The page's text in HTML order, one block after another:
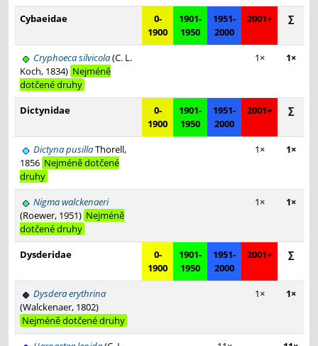
Cybaeidae
0-
1900
1901-
1950
1951-
2000
2001+ ∑
Cryphoeca silvicola(C. L.
Koch, 1834) Nejméně
dotčené druhy
1× 1×
Dictynidae
0-
1900
1901-
1950
1951-
2000
2001+ ∑
Dictyna pusillaThorell,
1856 Nejméně dotčené
druhy
1× 1×
Nigma walckenaeri
(Roewer, 1951) Nejméně
dotčené druhy
1× 1×
Dysderidae
0-
1900
1901-
1950
1951-
2000
2001+ ∑
Dysdera erythrina
(Walckenaer, 1802)
Nejméně dotčené druhy
1× 1×